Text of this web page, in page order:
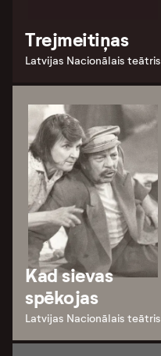
Trejmeitiņas
Latvijas Nacionālais teātris
Kad sievas
spēkojas
Latvijas Nacionālais teātris